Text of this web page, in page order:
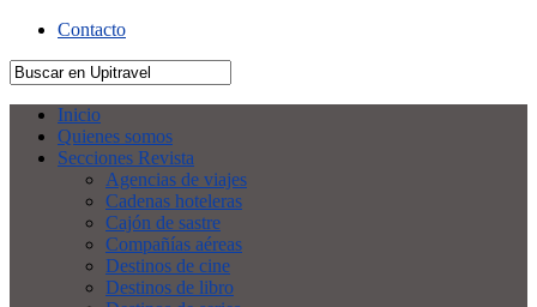
Contacto
Inicio
Quienes somos
Secciones Revista
Agencias de viajes
Cadenas hoteleras
Cajón de sastre
Compañías aéreas
Destinos de cine
Destinos de libro